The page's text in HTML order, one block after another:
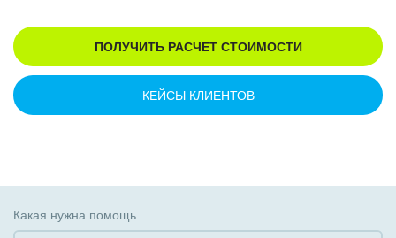
ПОЛУЧИТЬ РАСЧЕТ СТОИМОСТИ
КЕЙСЫ КЛИЕНТОВ
Какая нужна помощь